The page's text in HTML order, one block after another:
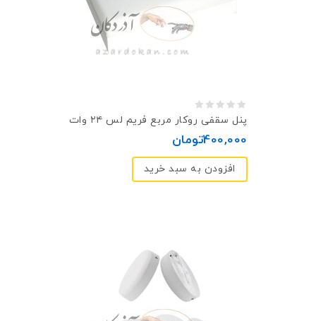
0
پنل سقفی روكار مربع فريم لس ۲۴ وات
400,000تومان
افزودن به سبد خرید